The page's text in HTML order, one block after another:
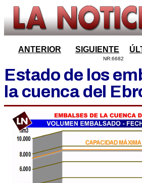
ANTERIOR SIGUIENTE
NR:6682
Estado de los
la cuenca del